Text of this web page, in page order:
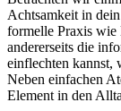
Achtsamkeit in
formelle Praxis wie
andererseits die
einflechten kannst,
Neben einfachen
Element in den